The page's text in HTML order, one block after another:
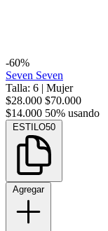
-60%
Seven Seven
Talla: 6 | Mujer
$28.000 $70.000
$14.000 50% usando
ESTILO50
Agregar